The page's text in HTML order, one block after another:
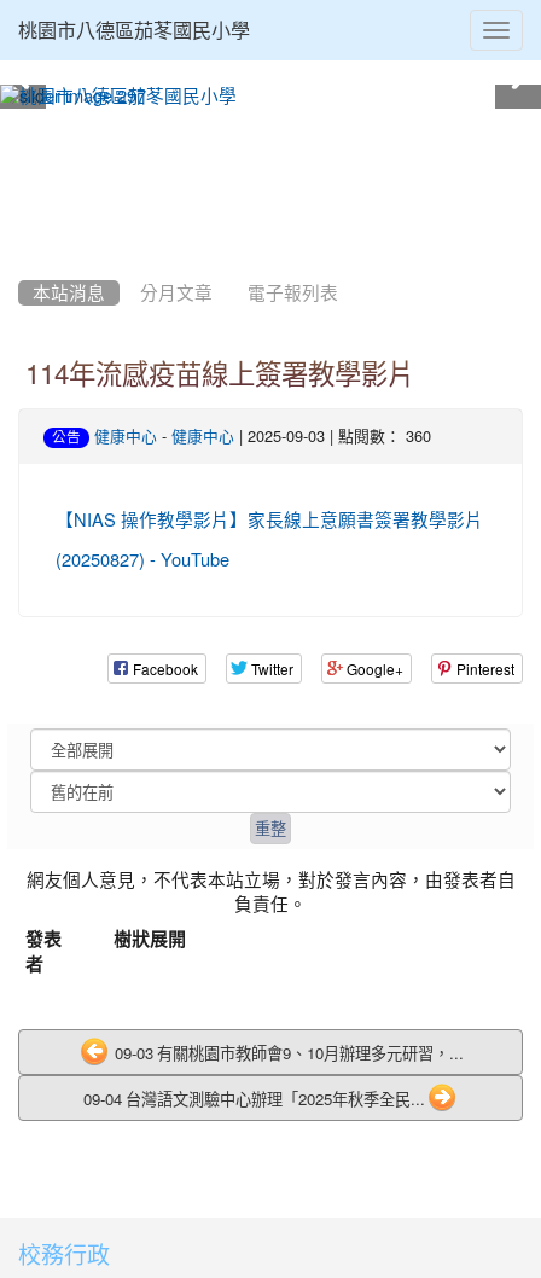
桃園市八德區茄苳國民小學
本站消息 分月文章 電子報列表
114年流感疫苗線上簽署教學影片
公告 健康中心 - 健康中心 | 2025-09-03 | 點閱數： 360
【NIAS 操作教學影片】家長線上意願書簽署教學影片
(20250827) - YouTube
Facebook Twitter Google+ Pinterest
網友個人意見，不代表本站立場，對於發言內容，由發表者自
負責任。
發表
者
樹狀展開
09-03 有關桃園市教師會9、10月辦理多元研習，...
09-04 台灣語文測驗中心辦理「2025年秋季全民...
:::
校務行政